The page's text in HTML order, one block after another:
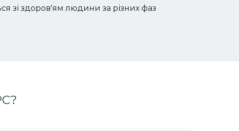
зі здоров'ям людини за різних фаз